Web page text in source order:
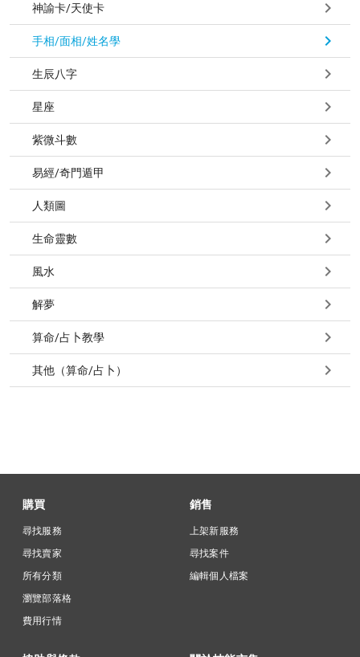
神諭卡/天使卡
手相/面相/姓名學
生辰八字
星座
紫微斗數
易經/奇門遁甲
人類圖
生命靈數
風水
解夢
算命/占卜教學
其他（算命/占卜）
購買
尋找服務
尋找賣家
所有分類
瀏覽部落格
費用行情
銷售
上架新服務
尋找案件
編輯個人檔案